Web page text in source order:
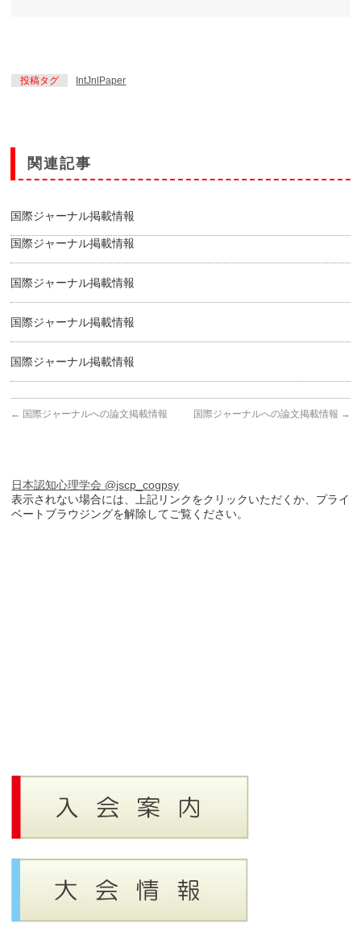
投稿タグ IntJnlPaper
関連記事
国際ジャーナル掲載情報
国際ジャーナル掲載情報
国際ジャーナル掲載情報
国際ジャーナル掲載情報
国際ジャーナル掲載情報
← 国際ジャーナルへの論文掲載情報 国際ジャーナルへの論文掲載情報 →
日本認知心理学会 @jscp_cogpsy
表示されない場合には、上記リンクをクリックいただくか、プライ
ベートブラウジングを解除してご覧ください。